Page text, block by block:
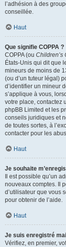
l’adhésion à des
conseillée.
Haut
Que signifie COPPA ?
COPPA (ou Children’s
États-Unis qui dit que
mineurs de moins de
(ou d’un tuteur légal)
d’identifier un mineur
s’applique à vous,
votre place, contactez
phpBB Limited et les
conseils juridiques et
de toutes sortes, à
contacter pour les
Haut
Je souhaite
Il est possible qu’un
nouveaux comptes. Il
d’utilisateur que vous
pour obtenir de l’aide.
Haut
Je suis enregistré
Vérifiez, en premier,